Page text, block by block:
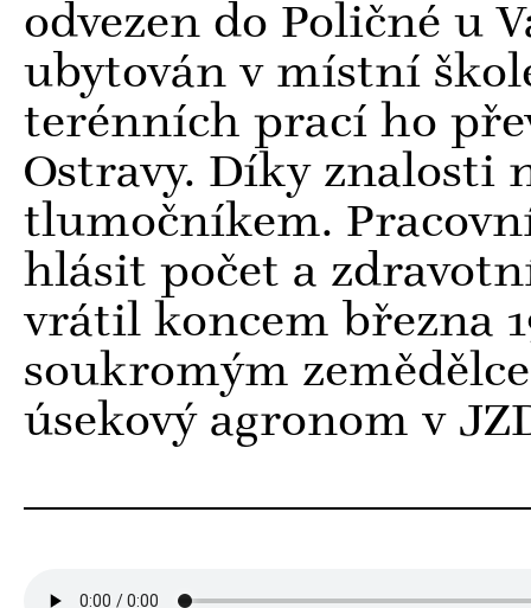
odvezen do Poličné u
ubytován v místní
terénních prací ho
Ostravy. Díky znalosti
tlumočníkem.
hlásit počet a
vrátil koncem března
soukromým
úsekový agronom v